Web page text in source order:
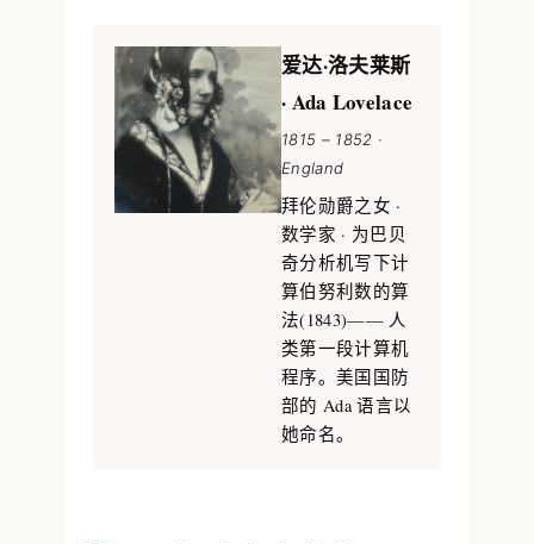
爱达·洛夫莱斯
· Ada Lovelace
1815 – 1852 ·
England
拜伦勋爵之女 ·
数学家 · 为巴贝
奇分析机写下计
算伯努利数的算
法(1843)—— 人
类第一段计算机
程序。美国国防
部的 Ada 语言以
她命名。